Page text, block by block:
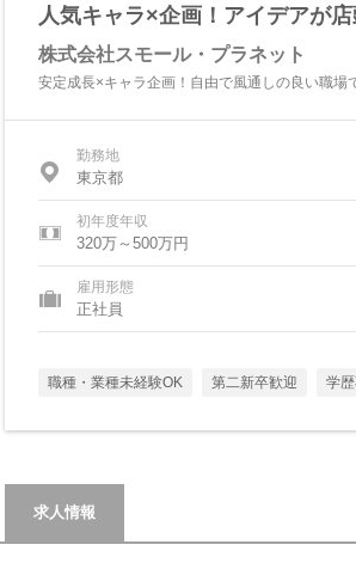
人気キャラ×企画！アイデアが店
株式会社スモール・プラネット
安定成長×キャラ企画！自由で風通しの良い職場
勤務地
東京都
初年度年収
320万～500万円
雇用形態
正社員
職種・業種未経験OK 第二新卒歓迎 学
求人情報